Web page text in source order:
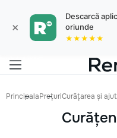
×
Descarcă
oriunde
★★★★★
PrincipalaPrețuriCurățarea și